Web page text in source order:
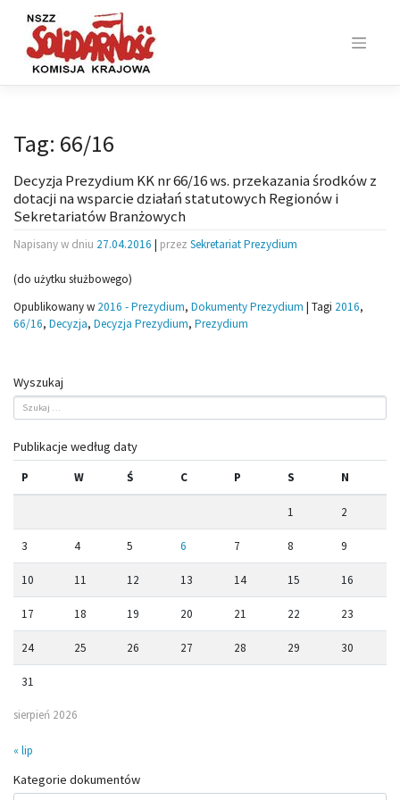
content
Tag: 66/16
Decyzja Prezydium KK nr 66/16 ws. przekazania środków z
dotacji na wsparcie działań statutowych Regionów i
Sekretariatów Branżowych
Napisany w dniu 27.04.2016 | przez Sekretariat Prezydium
(do użytku służbowego)
Opublikowany w 2016 - Prezydium, Dokumenty Prezydium | Tagi 2016,
66/16, Decyzja, Decyzja Prezydium, Prezydium
Wyszukaj
Publikacje według daty
sierpień 2026
P W Ś C P S N
1 2
3 4 5 6 7 8 9
10 11 12 13 14 15 16
17 18 19 20 21 22 23
24 25 26 27 28 29 30
31
« lip
Kategorie dokumentów